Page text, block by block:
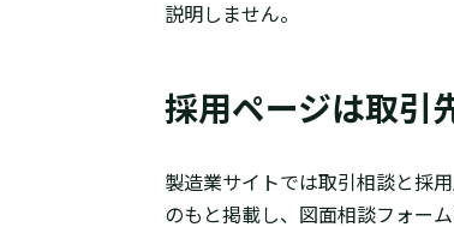
説明しません。
採用ページは取引
製造業サイトでは取引相談と採
のもと掲載し、図面相談フォー